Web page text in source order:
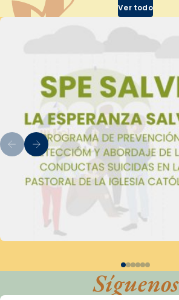
Ver todo
Síguenos